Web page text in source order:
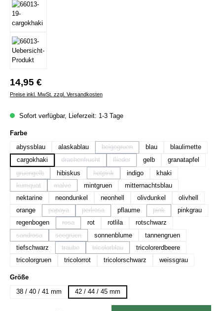
Regulärer Preis:
14,95 €
Preise inkl. MwSt. zzgl. Versandkosten
Sofort verfügbar, Lieferzeit: 1-3 Tage
Farbeauswählen
abyssblau
alaskablau beigegruen
(Diese Option ist zurzeit nicht verfügbar.)
blau
blaulimette
cargokhaki
drachenfrucht
(Diese Option ist zurzeit nicht verfügbar.)
flieder
(Diese Option ist zurzeit nicht verfügbar.)
gelb
granatapfel
gruengelb
(Diese Option ist zurzeit nicht verfügbar.)
hibiskus hotpink
(Diese Option ist zurzeit nicht verfügbar.)
indigo
khaki
kumquat
(Diese Option ist zurzeit nicht verfügbar.)
malve
(Diese Option ist zurzeit nicht verfügbar.)
mintgruen
mitternachtsblau
nektarine
neondunkel neonhell olivdunkel
olivhell
orange
papaya
(Diese Option ist zurzeit nicht verfügbar.)
perlrosa
(Diese Option ist zurzeit nicht verfügbar.)
pflaume pink
(Diese Option ist zurzeit
pinkgrau
regenbogen
rosa rot rotlila
rotschwarz
sandrosa
(Diese Option ist zurzeit nicht verfügbar.)
seegruen
(Diese Option ist zurzeit nicht verfügbar.)
sonnenblume
tannengruen
tiefschwarz
traube tricolorblau
tricolorerdbeere
tricolorgruen
tricolorrot tricolorschwarz weissgrau
Größeauswählen
38 / 40 / 41 mm
42 / 44 / 45 mm